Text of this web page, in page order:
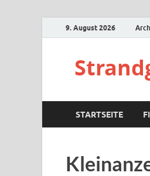
9. August 2026
STARTSEITE